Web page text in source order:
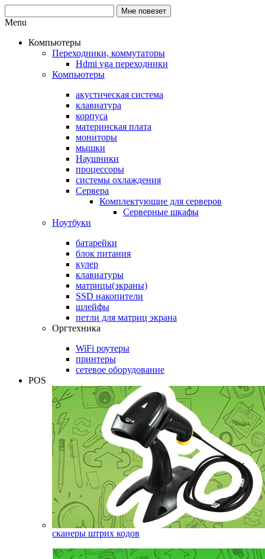
Menu
Компьютеры
Переходники, коммутаторы
Hdmi vga переходники
Компьютеры
акустическая система
клавиатура
корпуса
материнская плата
мониторы
мышки
Наушники
процессоры
системы охлаждения
Сервера
Комплектующие для серверов
Серверные шкафы
Ноутбуки
батарейки
блок питания
кулер
клавиатуры
матрицы(экраны)
SSD накопители
шлейфы
петли для матриц экрана
Оргтехника
WiFi роутеры
принтеры
сетевое оборудование
POS
сканеры штрих кодов